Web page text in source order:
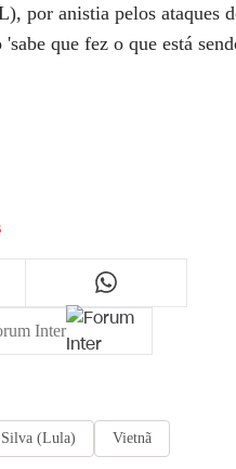
por anistia pelos ataques
que fez o que está
Inter
(Lula) Vietnã